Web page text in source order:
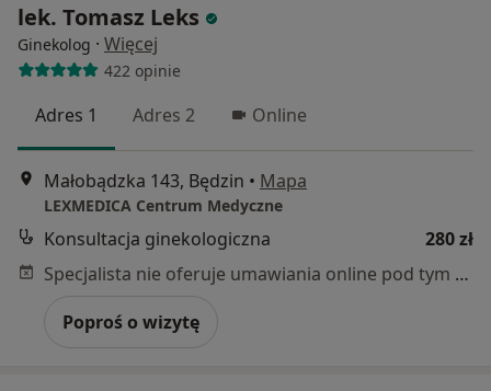
lek. Tomasz Leks
Ginekolog · Więcej
422 opinie
Adres 1 Adres 2 Online
Małobądzka 143, Będzin • Mapa
LEXMEDICA Centrum Medyczne
Konsultacja ginekologiczna
280 zł
Specjalista nie oferuje umawiania online pod tym adresem.
Poproś o wizytę